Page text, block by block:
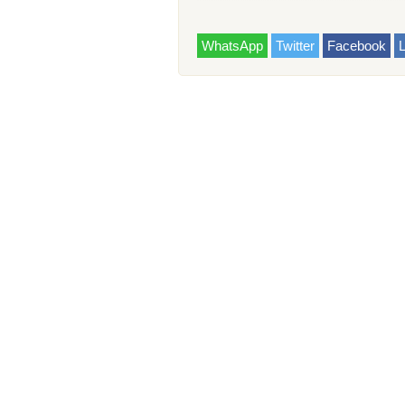
WhatsApp Twitter Facebook